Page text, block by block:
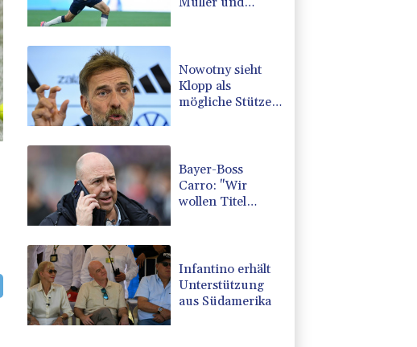
Nowotny sieht
Klopp als
mögliche Stütze
Bayer-Boss
Carro: "Wir
wollen Titel
Infantino erhält
Unterstützung
aus Südamerika